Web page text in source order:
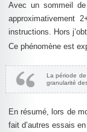
Avec un sommeil
approximativement
instructions. Hors
Ce phénomène est
La période
granularité
En résumé, lors de
fait d’autres essais